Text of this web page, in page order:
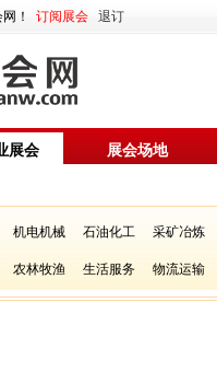
！ 订阅展会 退订
展会 展会场地
机电机械 石油化工 采矿冶炼
农林牧渔 生活服务 物流运输